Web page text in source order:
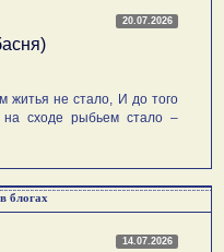
20.07.2026
житья не стало, И до того
сходе рыбьем стало –
блогах
14.07.2026